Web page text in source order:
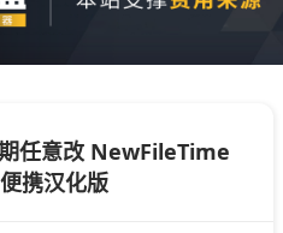
任意改 NewFileTime
携汉化版